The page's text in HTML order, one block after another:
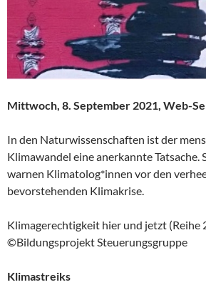
Mittwoch, 8. September 2021, Web-
In den Naturwissenschaften ist der
Klimawandel eine anerkannte Tatsache.
warnen Klimatolog*innen vor den
bevorstehenden Klimakrise.
Klimagerechtigkeit hier und jetzt (Reihe
©Bildungsprojekt Steuerungsgruppe
Klimastreiks